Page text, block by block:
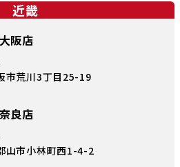
近畿
阪店
市荒川3丁目25-19
良店
山市小林町西1-4-2